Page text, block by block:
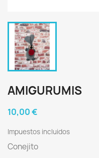
AMIGURUMIS
10,00 €
Impuestos incluidos
Conejito